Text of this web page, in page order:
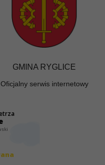
GMINA RYGLICE
Oficjalny serwis internetowy